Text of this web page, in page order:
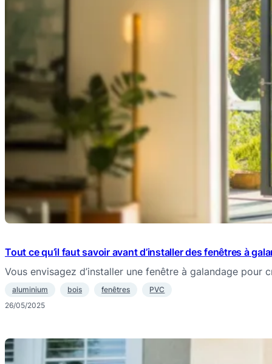
Tout ce qu’il faut savoir avant d’installer des fenêtres à
Vous envisagez d’installer une fenêtre à galandage pour
aluminium bois fenêtres
PVC
26/05/2025